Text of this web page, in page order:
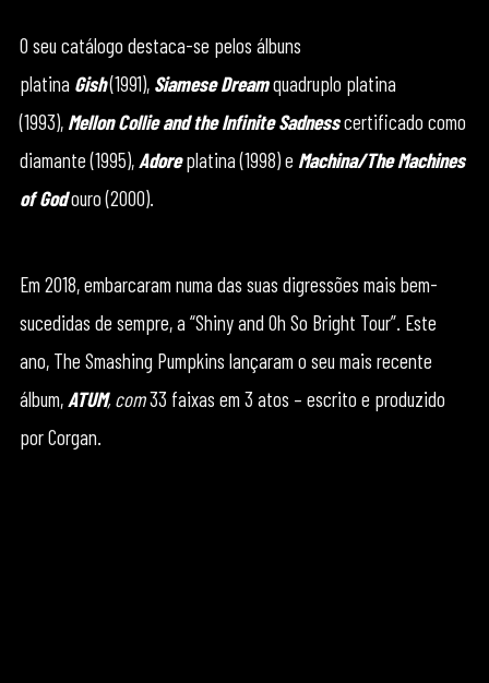
O seu catálogo destaca-se pelos álbuns
platina Gish(1991), Siamese Dreamquadruplo platina
(1993), Mellon Collie and the Infinite Sadnesscertificado como
diamante (1995),Adoreplatina (1998) e Machina/The Machines
of Godouro (2000).
Em 2018, embarcaram numa das suas digressões mais bem-
sucedidas de sempre, a “Shiny and Oh So Bright Tour”. Este
ano, The Smashing Pumpkins lançaram o seu mais recente
álbum,ATUM, com33 faixas em 3 atos – escrito e produzido
por Corgan.